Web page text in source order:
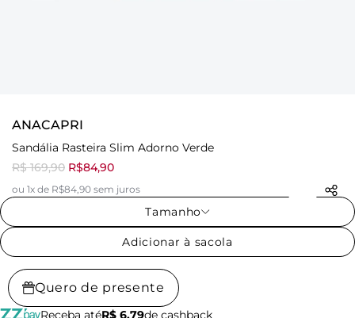
ANACAPRI
Sandália Rasteira Slim Adorno Verde
R$ 169,90 R$84,90
ou 1x de R$84,90 sem juros
Tamanho
Adicionar à sacola
Quero de presente